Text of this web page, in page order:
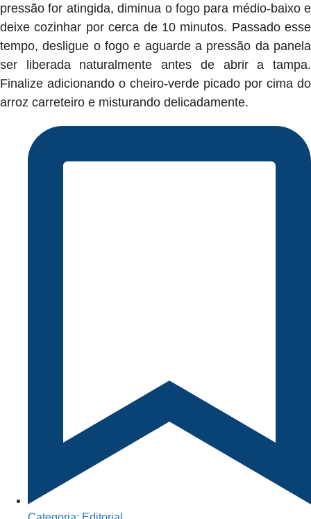
pressão for atingida, diminua o fogo para médio-baixo e
deixe cozinhar por cerca de 10 minutos. Passado esse
tempo, desligue o fogo e aguarde a pressão da panela
ser liberada naturalmente antes de abrir a tampa.
Finalize adicionando o cheiro-verde picado por cima do
arroz carreteiro e misturando delicadamente.